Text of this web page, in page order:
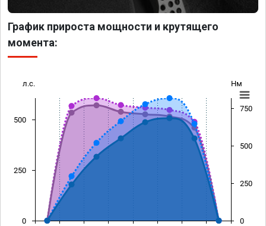
График прироста мощности и крутящего
момента:
л.с. Нм
0
250
500
0
250
500
750